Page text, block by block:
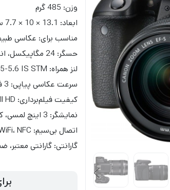
وزن: 485 گرم
ابعاد: 13.1 × 10 × 7.7 سانتی‌متر
مناسب برای: عکاسی
حسگر: 24 مگاپیکسل، اندازه APS-C
لنز همراه: EF-S 18-135mm f/3.5-5.6 IS STM
سرعت عکاسی پیاپی: 3 فریم در ثانیه
کیفیت فیلم‌برداری: Full HD با سرعت 60 فریم در ثانیه
نمایشگر: 3 اینچ لمسی، کاملاً متحرک
اتصال بی‌سیم: WiFi، NFC و بلوتوث
گارانتی: گارانتی